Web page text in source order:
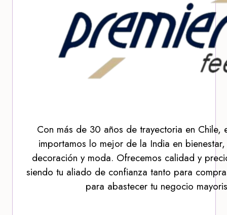
Con más de 30 años de trayectoria en Chile,
importamos lo mejor de la India en
decoración y moda. Ofrecemos calidad y
siendo tu aliado de confianza tanto para
para abastecer tu negocio